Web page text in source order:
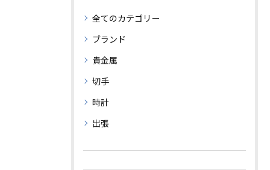
全てのカテゴリー
ブランド
貴金属
切手
時計
出張